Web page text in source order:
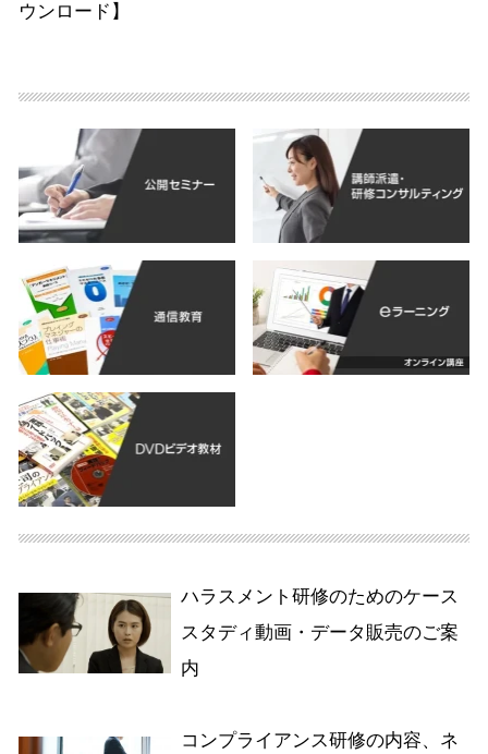
ウンロード】
ハラスメント研修のためのケース
スタディ動画・データ販売のご案
内
コンプライアンス研修の内容、ネ